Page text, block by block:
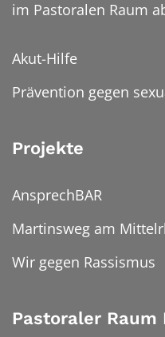
im Pastoralen Raum
Akut-Hilfe
Prävention gegen
Projekte
AnsprechBAR
Martinsweg am
Wir gegen Rassismus
Pastoraler Raum